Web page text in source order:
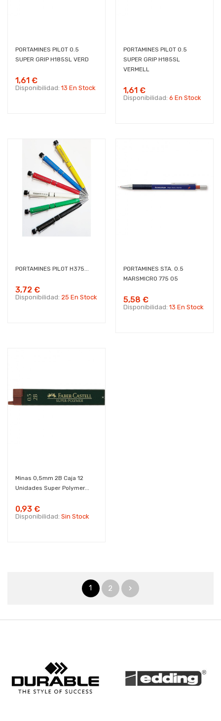
PORTAMINES PILOT 0.5
SUPER GRIP H185SL VERD
1,61 €
Disponibilidad: 13 En Stock
PORTAMINES PILOT 0.5
SUPER GRIP H185SL
VERMELL
1,61 €
Disponibilidad: 6 En Stock
PORTAMINES PILOT H375...
3,72 €
Disponibilidad: 25 En Stock
PORTAMINES STA. 0.5
MARSMICRO 775 05
5,58 €
Disponibilidad: 13 En Stock
Minas 0,5mm 2B Caja 12
Unidades Super Polymer...
0,93 €
Disponibilidad: Sin Stock
1 2 